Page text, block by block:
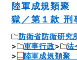
陸軍成規類
獄／第１款 刑
防衛省防衛研究
軍事行政
法
陸軍成規類